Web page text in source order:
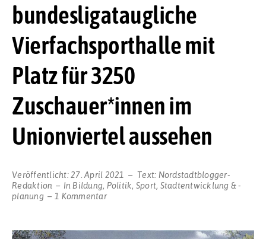
bundesligataugliche
Vierfachsporthalle mit
Platz für 3250
Zuschauer*innen im
Unionviertel aussehen
Veröffentlicht:27. April 2021 Text: Nordstadtblogger-
Redaktion
In Bildung, Politik, Sport, Stadtentwicklung & -
planung
1 Kommentarzu